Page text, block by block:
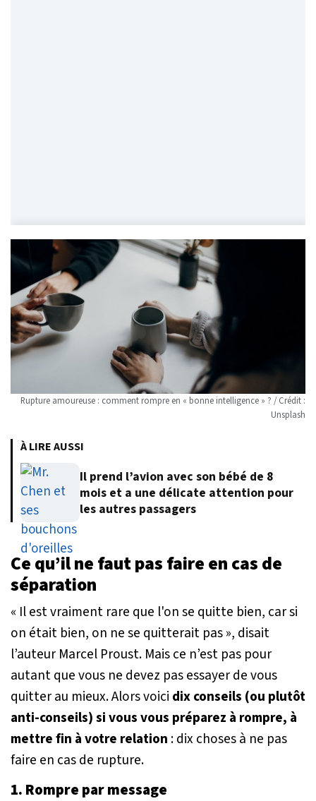
Rupture amoureuse : comment rompre en « bonne intelligence » ? / Crédit :
Unsplash
À LIRE AUSSI
Il prend l’avion avec son bébé de 8
mois et a une délicate attention pour
les autres passagers
Ce qu’il ne faut pas faire en cas de
séparation
« Il est vraiment rare que l'on se quitte bien, car si
on était bien, on ne se quitterait pas », disait
l’auteur Marcel Proust. Mais ce n’est pas pour
autant que vous ne devez pas essayer de vous
quitter au mieux. Alors voici dix conseils (ou plutôt
anti-conseils) si vous vous préparez à rompre, à
mettre fin à votre relation : dix choses à ne pas
faire en cas de rupture.
1. Rompre par message